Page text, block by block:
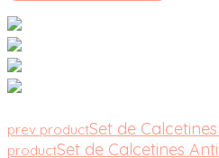
prev productSet de
productSet de Calcetines